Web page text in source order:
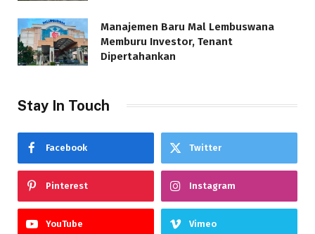
Manajemen Baru Mal Lembuswana
Memburu Investor, Tenant
Dipertahankan
Stay In Touch
Facebook Twitter
Pinterest Instagram
YouTube Vimeo